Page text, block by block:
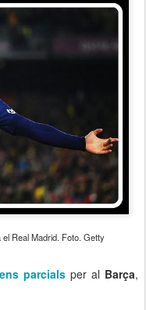
Real Madrid. Foto. Getty
parcials per al Barça,